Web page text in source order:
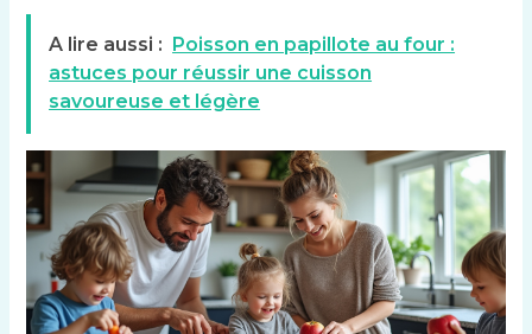
A lire aussi :
Poisson en papillote au four :
astuces pour réussir une cuisson
savoureuse et légère